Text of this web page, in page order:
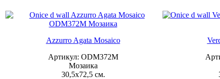
Azzurro Agata Mosaico
Артикул: ODM372M
Мозаика
30,5x72,5 см.